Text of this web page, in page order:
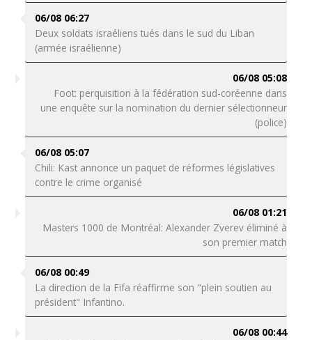
06/08 06:27
Deux soldats israéliens tués dans le sud du Liban
(armée israélienne)
06/08 05:08
Foot: perquisition à la fédération sud-coréenne dans
une enquête sur la nomination du dernier sélectionneur
(police)
06/08 05:07
Chili: Kast annonce un paquet de réformes législatives
contre le crime organisé
06/08 01:21
Masters 1000 de Montréal: Alexander Zverev éliminé à
son premier match
06/08 00:49
La direction de la Fifa réaffirme son "plein soutien au
président" Infantino.
06/08 00:44